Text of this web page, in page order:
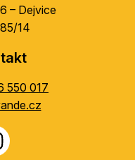
– Dejvice
14
550 017